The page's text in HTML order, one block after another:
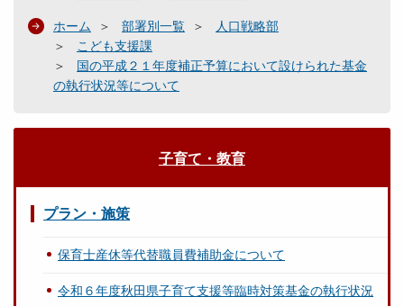
ホーム 部署別一覧
人口戦略部
こども支援課
国の平成２１年度補正予算において設けられた基金
の執行状況等について
子育て・教育
プラン・施策
保育士産休等代替職員費補助金について
令和６年度秋田県子育て支援等臨時対策基金の執行状況